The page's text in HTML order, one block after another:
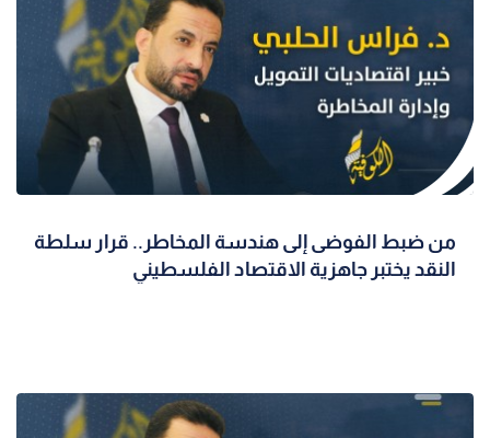
من ضبط الفوضى إلى هندسة المخاطر.. قرار سلطة
النقد يختبر جاهزية الاقتصاد الفلسطيني